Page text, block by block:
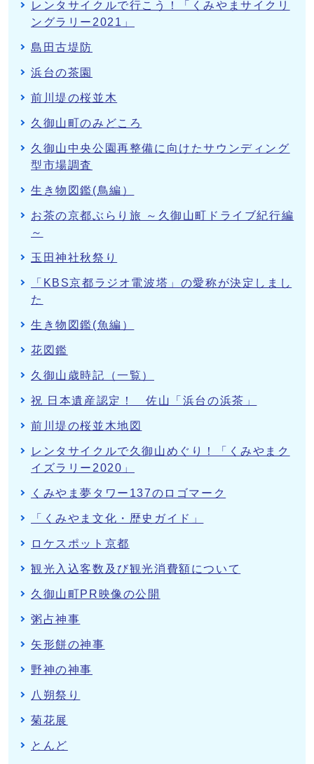
レンタサイクルで行こう！「くみやまサイクリ
ングラリー2021」
島田古堤防
浜台の茶園
前川堤の桜並木
久御山町のみどころ
久御山中央公園再整備に向けたサウンディング
型市場調査
生き物図鑑(鳥編）
お茶の京都ぶらり旅 ～久御山町ドライブ紀行編
～
玉田神社秋祭り
「KBS京都ラジオ電波塔」の愛称が決定しまし
た
生き物図鑑(魚編）
花図鑑
久御山歳時記（一覧）
祝 日本遺産認定！ 佐山「浜台の浜茶」
前川堤の桜並木地図
レンタサイクルで久御山めぐり！「くみやまク
イズラリー2020」
くみやま夢タワー137のロゴマーク
「くみやま文化・歴史ガイド」
ロケスポット京都
観光入込客数及び観光消費額について
久御山町PR映像の公開
粥占神事
矢形餅の神事
野神の神事
八朔祭り
菊花展
とんど